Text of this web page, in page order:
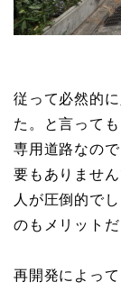
従って必然的
た。と言って
専用道路なの
要もありませ
人が圧倒的で
のもメリット
再開発によっ